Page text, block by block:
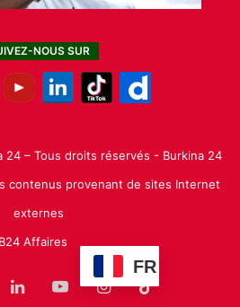
NOUS SUR
– Tous droits réservés - Burkina 24
contenus provenant de sites Internet
externes
B24 Affaires
FR
LinkedinYouTubeInstagram
TikTok